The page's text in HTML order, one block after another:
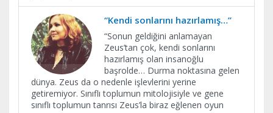
“Kendi sonlarını hazırlamış…”
“Sonun geldiğini anlamayan
Zeus’tan çok, kendi sonlarını
hazırlamış olan insanoğlu
başrolde… Durma noktasına gelen
dünya. Zeus da o nedenle işlevlerini yerine
getiremiyor. Sınıflı toplumun mitolojisiyle ve gene
sınıflı toplumun tanrısı Zeus’la biraz eğlenen oyun